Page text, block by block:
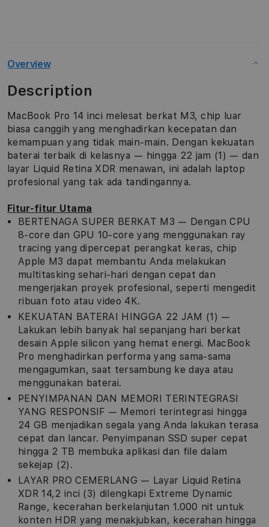
Overview
Description
MacBook Pro 14 inci melesat berkat M3, chip luar
biasa canggih yang menghadirkan kecepatan dan
kemampuan yang tidak main-main. Dengan kekuatan
baterai terbaik di kelasnya — hingga 22 jam (1) — dan
layar Liquid Retina XDR menawan, ini adalah laptop
profesional yang tak ada tandingannya.
Fitur-fitur Utama
BERTENAGA SUPER BERKAT M3 — Dengan CPU
8-core dan GPU 10-core yang menggunakan ray
tracing yang dipercepat perangkat keras, chip
Apple M3 dapat membantu Anda melakukan
multitasking sehari-hari dengan cepat dan
mengerjakan proyek profesional, seperti mengedit
ribuan foto atau video 4K.
KEKUATAN BATERAI HINGGA 22 JAM (1) —
Lakukan lebih banyak hal sepanjang hari berkat
desain Apple silicon yang hemat energi. MacBook
Pro menghadirkan performa yang sama-sama
mengagumkan, saat tersambung ke daya atau
menggunakan baterai.
PENYIMPANAN DAN MEMORI TERINTEGRASI
YANG RESPONSIF — Memori terintegrasi hingga
24 GB menjadikan segala yang Anda lakukan terasa
cepat dan lancar. Penyimpanan SSD super cepat
hingga 2 TB membuka aplikasi dan file dalam
sekejap (2).
LAYAR PRO CEMERLANG — Layar Liquid Retina
XDR 14,2 inci (3) dilengkapi Extreme Dynamic
Range, kecerahan berkelanjutan 1.000 nit untuk
konten HDR yang menakjubkan, kecerahan hingga